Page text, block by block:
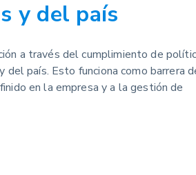
y del país
a través del cumplimiento de
país. Esto funciona como barrera
en la empresa y a la gestión de